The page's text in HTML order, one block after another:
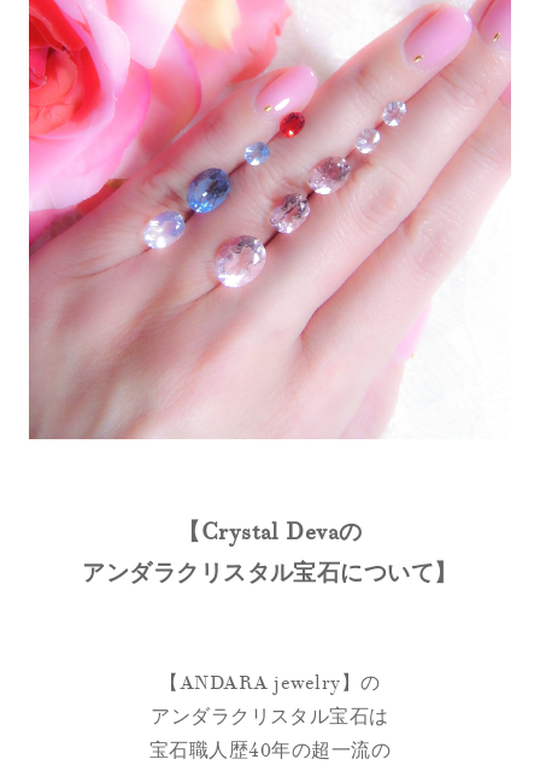
【Crystal Devaの
アンダラクリスタル宝石について】
【ANDARA jewelry】の
アンダラクリスタル宝石は
宝石職人歴40年の超一流の